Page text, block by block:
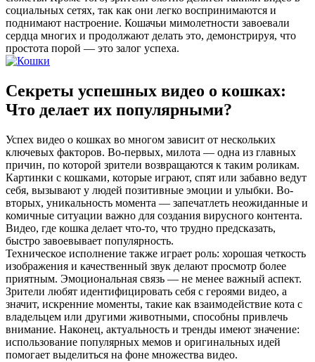
социальных сетях, так как они легко воспринимаются и
поднимают настроение. Кошачьи мимолетности завоевали
сердца многих и продолжают делать это, демонстрируя, что
простота порой — это залог успеха.
Секреты успешных видео о кошках:
Что делает их популярными?
Успех видео о кошках во многом зависит от нескольких
ключевых факторов. Во-первых, милота — одна из главных
причин, по которой зрители возвращаются к таким роликам.
Картинки с кошками, которые играют, спят или забавно ведут
себя, вызывают у людей позитивные эмоции и улыбки. Во-
вторых, уникальность момента — запечатлеть неожиданные и
комичные ситуации важно для создания вирусного контента.
Видео, где кошка делает что-то, что трудно предсказать,
быстро завоевывает популярность.
Техническое исполнение также играет роль: хорошая четкость
изображения и качественный звук делают просмотр более
приятным. Эмоциональная связь — не менее важный аспект.
Зрители любят идентифицировать себя с героями видео, а
значит, искренние моменты, такие как взаимодействие кота с
владельцем или другими животными, способны привлечь
внимание. Наконец, актуальность и тренды имеют значение:
использование популярных мемов и оригинальных идей
помогает выделиться на фоне множества видео.